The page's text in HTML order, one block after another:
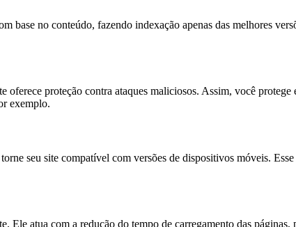
base no conteúdo, fazendo indexação apenas das melhores
oferece proteção contra ataques maliciosos. Assim, você
exemplo.
seu site compatível com versões de dispositivos móveis.
atua com a redução do tempo de carregamento das